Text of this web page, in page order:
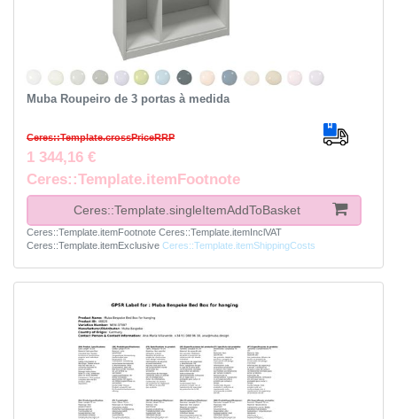
Muba Roupeiro de 3 portas à medida
Ceres::Template.crossPriceRRP
1 344,16 €
Ceres::Template.itemFootnote
Ceres::Template.singleItemAddToBasket
Ceres::Template.itemFootnote Ceres::Template.itemInclVAT
Ceres::Template.itemExclusive Ceres::Template.itemShippingCosts